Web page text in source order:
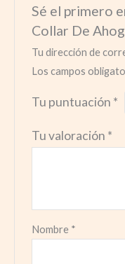
Sé el primero
Collar De
Tu dirección de
Los campos
Tu puntuación *
Tu valoración *
Nombre *